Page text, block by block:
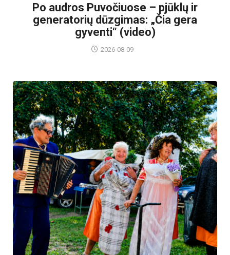
Po audros Puvočiuose – pjūklų ir
generatorių dūzgimas: „Čia gera
gyventi“ (video)
2026-08-09